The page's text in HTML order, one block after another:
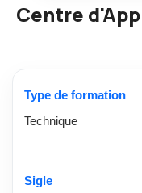
Centre
Type de formation
Technique
Sigle